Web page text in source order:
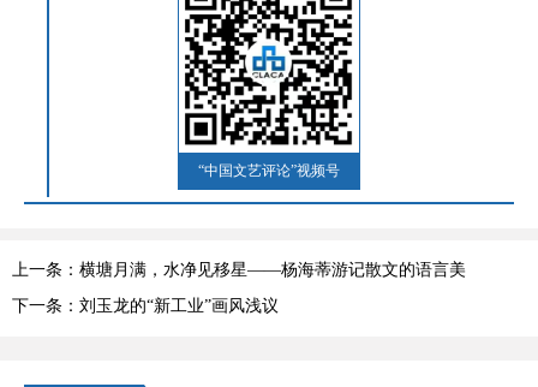
“中国文艺评论”视频号
上一条：横塘月满，水净见移星——杨海蒂游记散文的语言美
下一条：刘玉龙的“新工业”画风浅议